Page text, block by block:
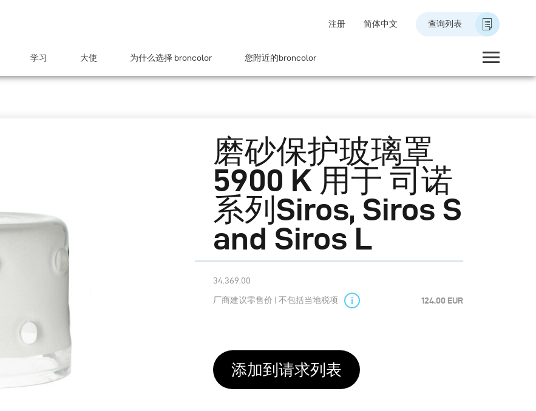
注册 简体中文 查询列表
学习 大使 为什么选择 broncolor 您附近的broncolor
磨砂保护玻璃罩
5900 K 用于 司诺
系列Siros, Siros S
and Siros L
34.369.00
厂商建议零售价 | 不包括当地税项 124.00 EUR
添加到请求列表